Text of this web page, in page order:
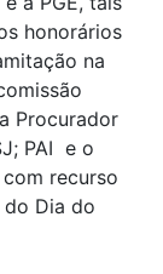
honorários
na
Procurador
PAI  e o
recurso
do Dia do